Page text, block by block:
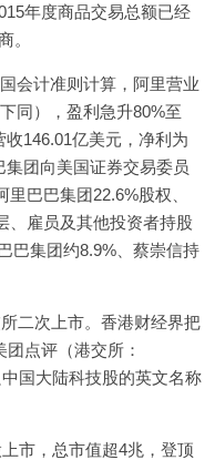
年度商品交易总额已经
。
会计准则计算，阿里营业
同），盈利急升80%至
146.01亿美元，净利为
集团向美国证券交易委员
巴巴集团22.6%股权、
、雇员及其他投资者持股
巴集团约8.9%、蔡崇信持
二次上市。香港财经界把
点评（港交所：
国大陆科技股的英文名称
市，总市值超4兆，登顶